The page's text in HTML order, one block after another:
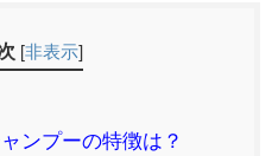
[非表示]
ンプーの特徴は？